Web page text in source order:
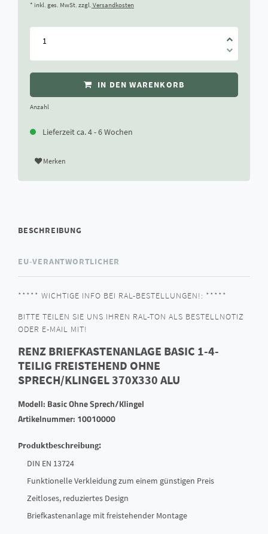
* inkl. ges. MwSt. zzgl. Versandkosten
IN DEN WARENKORB
Anzahl
Lieferzeit ca. 4 - 6 Wochen
Merken
BESCHREIBUNG
EU-VERANTWORTLICHER
***** WICHTIGE INFO BEI RAL-BESTELLUNGEN!: *****
BITTE TEILEN SIE UNS IHREN RAL-TON ALS BESTELLNOTIZ
ODER E-MAIL MIT!
RENZ BRIEFKASTENANLAGE BASIC 1-4-
TEILIG FREISTEHEND OHNE
SPRECH/KLINGEL 370X330 ALU
Modell: Basic Ohne Sprech/Klingel
Artikelnummer: 10010000
Produktbeschreibung:
DIN EN 13724
Funktionelle Verkleidung zum einem günstigen Preis
Zeitloses, reduziertes Design
Briefkastenanlage mit freistehender Montage